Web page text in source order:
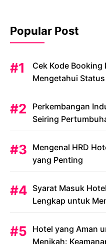
Popular Post
Cek Kode Booking
Mengetahui
Perkembangan
Seiring
Mengenal HRD
yang Penting
Syarat Masuk
Lengkap untuk
Hotel yang Aman
Menikah: